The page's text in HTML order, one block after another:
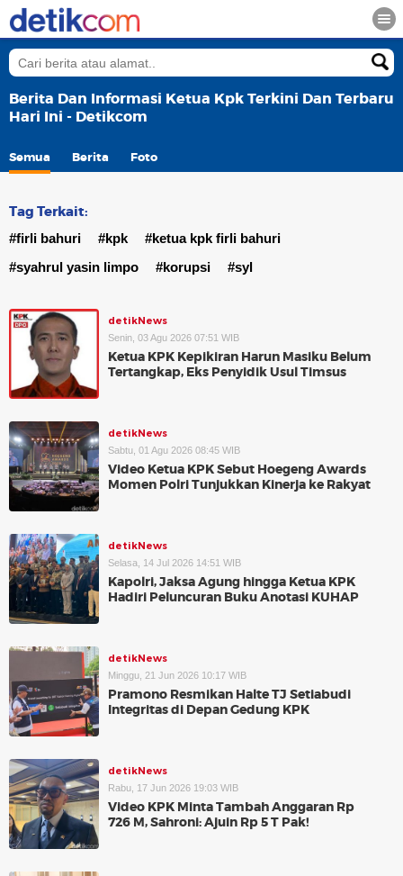
Berita Dan Informasi Ketua Kpk Terkini Dan Terbaru
Hari Ini - Detikcom
Semua Berita Foto
Tag Terkait:
#firli bahuri #kpk
#ketua kpk firli bahuri
#syahrul yasin limpo
#korupsi #syl
detikNews
Senin, 03 Agu 2026 07:51 WIB
Ketua KPK Kepikiran Harun Masiku Belum
Tertangkap, Eks Penyidik Usul Timsus
detikNews
Sabtu, 01 Agu 2026 08:45 WIB
Video Ketua KPK Sebut Hoegeng Awards
Momen Polri Tunjukkan Kinerja ke Rakyat
detikNews
Selasa, 14 Jul 2026 14:51 WIB
Kapolri, Jaksa Agung hingga Ketua KPK
Hadiri Peluncuran Buku Anotasi KUHAP
detikNews
Minggu, 21 Jun 2026 10:17 WIB
Pramono Resmikan Halte TJ Setiabudi
Integritas di Depan Gedung KPK
detikNews
Rabu, 17 Jun 2026 19:03 WIB
Video KPK Minta Tambah Anggaran Rp
726 M, Sahroni: Ajuin Rp 5 T Pak!